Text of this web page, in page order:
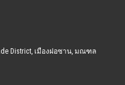
District, เมืองฝอซาน, มณฑล